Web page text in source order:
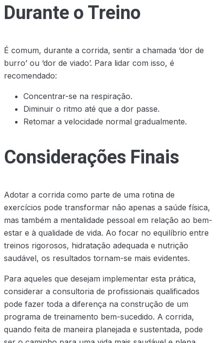
Durante o Treino
É comum, durante a corrida, sentir a chamada ‘dor de
burro’ ou ‘dor de viado’. Para lidar com isso, é
recomendado:
Concentrar-se na respiração.
Diminuir o ritmo até que a dor passe.
Retomar a velocidade normal gradualmente.
Considerações Finais
Adotar a corrida como parte de uma rotina de
exercícios pode transformar não apenas a saúde física,
mas também a mentalidade pessoal em relação ao bem-
estar e à qualidade de vida. Ao focar no equilíbrio entre
treinos rigorosos, hidratação adequada e nutrição
saudável, os resultados tornam-se mais evidentes.
Para aqueles que desejam implementar esta prática,
considerar a consultoria de profissionais qualificados
pode fazer toda a diferença na construção de um
programa de treinamento bem-sucedido. A corrida,
quando feita de maneira planejada e sustentada, pode